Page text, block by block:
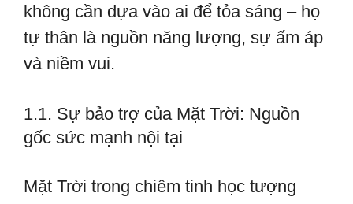
không cần dựa vào ai để tỏa sáng – họ
tự thân là nguồn năng lượng, sự ấm áp
và niềm vui.
1.1. Sự bảo trợ của Mặt Trời: Nguồn
gốc sức mạnh nội tại
Mặt Trời trong chiêm tinh học tượng